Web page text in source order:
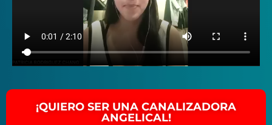
¡QUIERO SER UNA CANALIZADORA
ANGELICAL!